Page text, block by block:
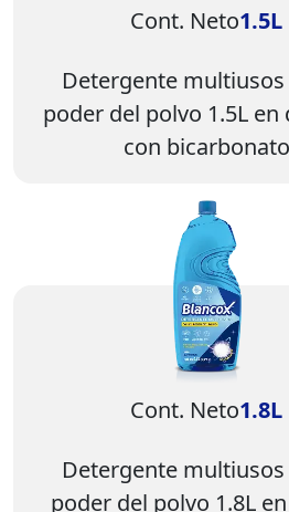
Cont. Neto1.5L
Detergente multiusos
poder del polvo 1.5L en
con bicarbonato
Cont. Neto1.8L
Detergente multiusos
poder del polvo 1.8L